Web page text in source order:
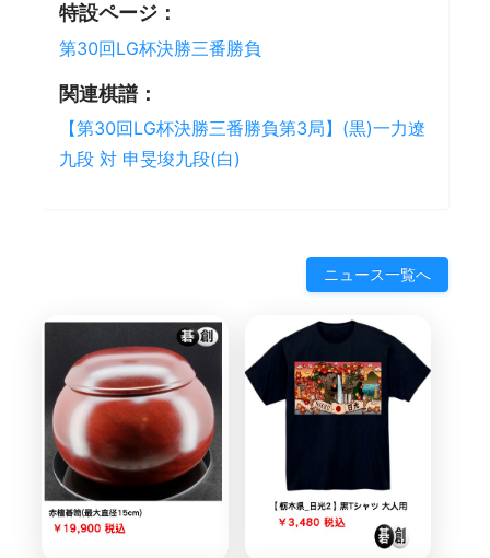
特設ページ：
第30回LG杯決勝三番勝負
関連棋譜：
【第30回LG杯決勝三番勝負第3局】(黒)一力遼
九段 対 申旻埈九段(白)
ニュース一覧へ